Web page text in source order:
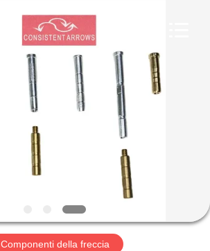
Componenti della freccia